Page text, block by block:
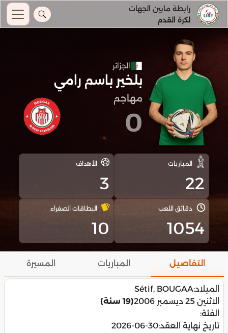
رابطة مابين الجهات
لكرة القدم
الجزائر
بلخير باسم رامي
مهاجم
0
المباريات
22
الأهداف
3
دقائق اللعب
1054
البطاقات الصفراء
10
التفاصيل المباريات المسيرة
الميلاد:Sétif, BOUGAA
الاثنين 25 ديسمبر 2006
(19 سنة)
الفئة:
تاريخ نهاية العقد:2026-06-30